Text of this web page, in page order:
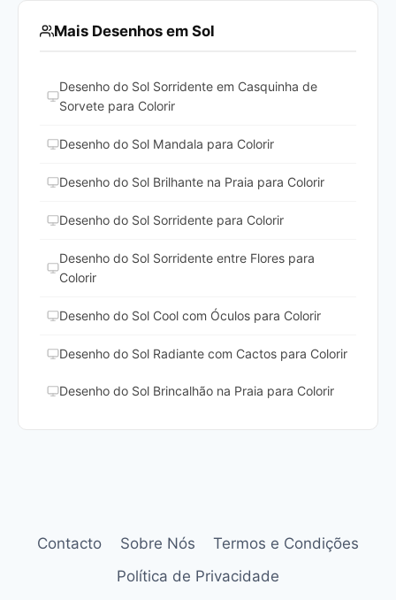
Mais Desenhos em Sol
Desenho do Sol Sorridente em Casquinha de
Sorvete para Colorir
Desenho do Sol Mandala para Colorir
Desenho do Sol Brilhante na Praia para Colorir
Desenho do Sol Sorridente para Colorir
Desenho do Sol Sorridente entre Flores para
Colorir
Desenho do Sol Cool com Óculos para Colorir
Desenho do Sol Radiante com Cactos para Colorir
Desenho do Sol Brincalhão na Praia para Colorir
Contacto Sobre Nós
Termos e Condições
Política de Privacidade